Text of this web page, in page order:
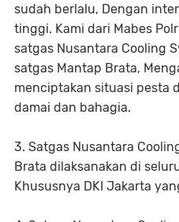
sudah berlalu, Dengan
tinggi. Kami dari Mabes
satgas Nusantara Cooling
satgas Mantap Brata,
menciptakan situasi pesta
damai dan bahagia.
3. Satgas Nusantara
Brata dilaksanakan di
Khususnya DKI Jakarta